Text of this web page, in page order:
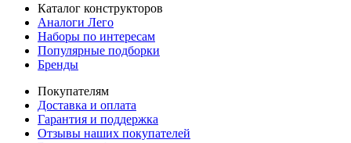
Каталог конструкторов
Аналоги Лего
Наборы по интересам
Популярные подборки
Бренды
Покупателям
Доставка и оплата
Гарантия и поддержка
Отзывы наших покупателей